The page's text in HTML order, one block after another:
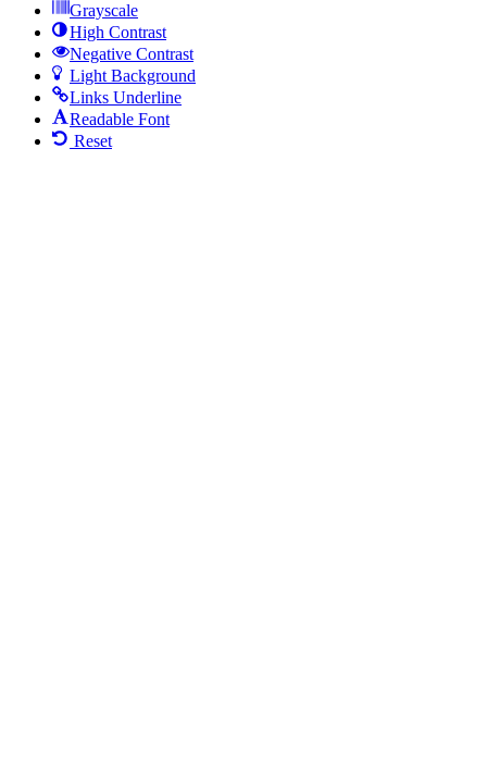
Grayscale
High Contrast
Negative Contrast
Light Background
Links Underline
Readable Font
Reset